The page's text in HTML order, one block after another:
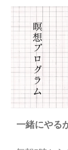
一緒にやる